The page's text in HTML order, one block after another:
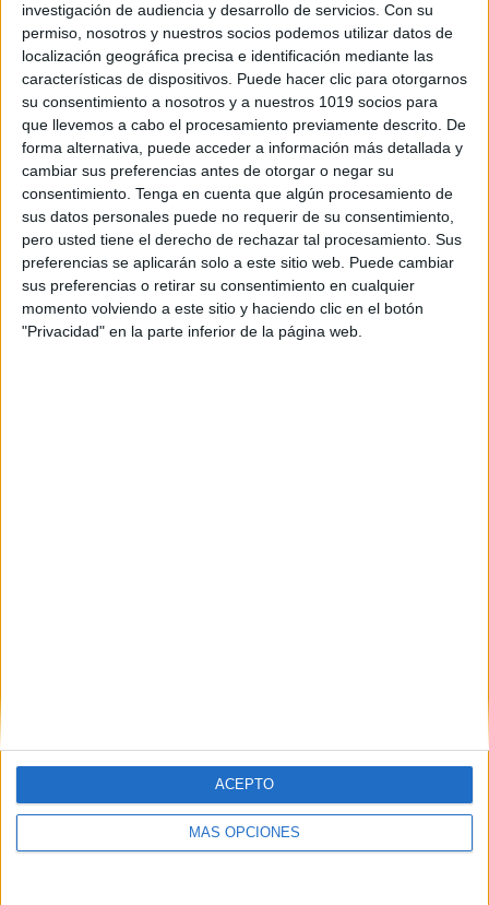
investigación de audiencia y desarrollo de servicios. Con su
permiso, nosotros y nuestros socios podemos utilizar datos de
localización geográfica precisa e identificación mediante las
características de dispositivos. Puede hacer clic para otorgarnos
su consentimiento a nosotros y a nuestros 1019 socios para
que llevemos a cabo el procesamiento previamente descrito. De
forma alternativa, puede acceder a información más detallada y
cambiar sus preferencias antes de otorgar o negar su
consentimiento. Tenga en cuenta que algún procesamiento de
sus datos personales puede no requerir de su consentimiento,
pero usted tiene el derecho de rechazar tal procesamiento. Sus
preferencias se aplicarán solo a este sitio web. Puede cambiar
sus preferencias o retirar su consentimiento en cualquier
momento volviendo a este sitio y haciendo clic en el botón
"Privacidad" en la parte inferior de la página web.
MÁS OPCIONES
ACEPTO
6 juegos sencillos de playa para disfrutar
en familia sin juguetes
Publicado el 3 julio, 2026
La playa es un escenario maravilloso para jugar,
moverse, imaginar y compartir tiempo de calidad en
familia. Y lo mejor de todo es que no siempre
necesitamos llevar una bolsa […]
SEGUIR LEYENDO
Suscribir